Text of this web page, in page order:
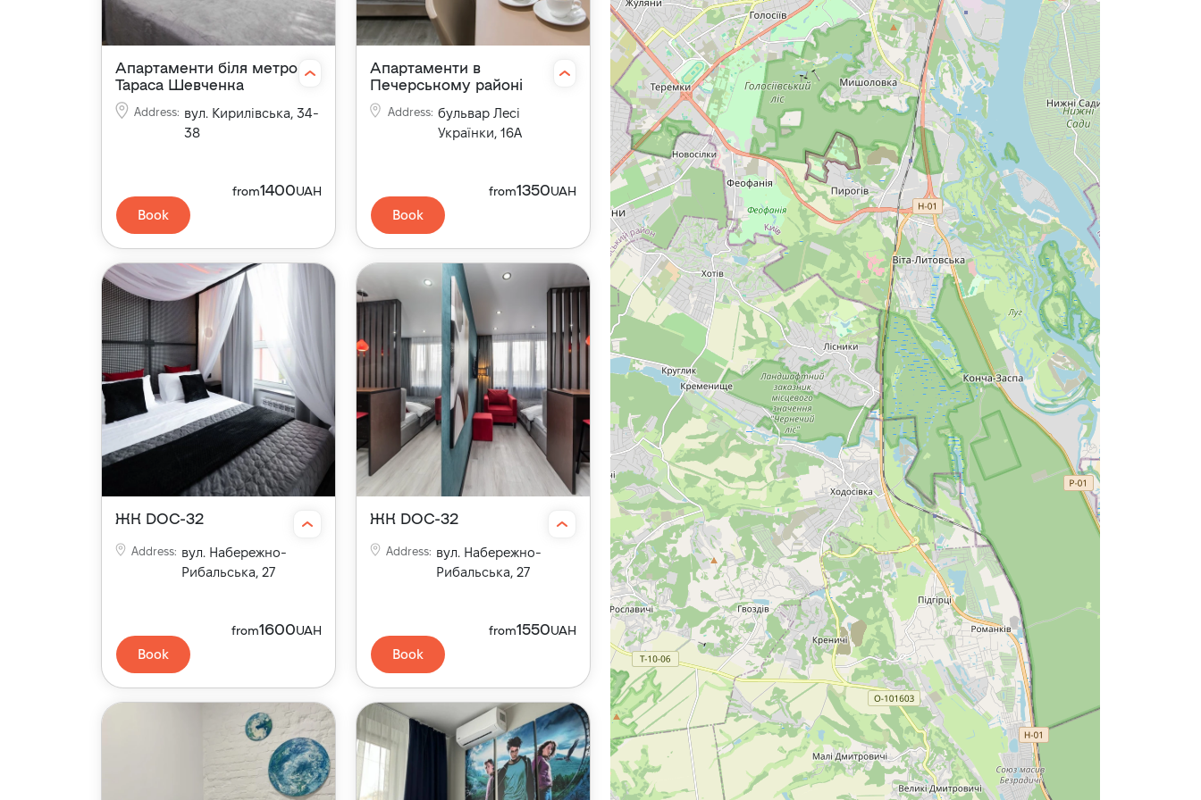
Апартаменти біля метро
Тараса Шевченка
Address: вул. Кирилівська, 34-
38
from1400UAH
Book
Апартаменти в
Печерському районі
Address: бульвар Лесі
Українки, 16А
from1350UAH
Book
ЖК DOC-32
Address: вул. Набережно-
Рибальська, 27
from1600UAH
Book
ЖК DOC-32
Address: вул. Набережно-
Рибальська, 27
from1550UAH
Book